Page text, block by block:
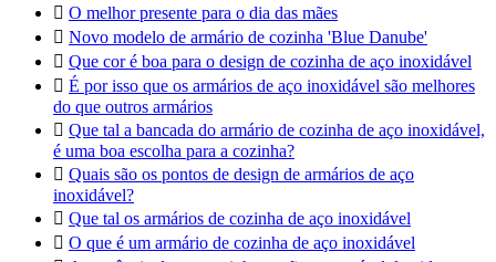
 O melhor presente para o dia das mães
 Novo modelo de armário de cozinha 'Blue Danube'
 Que cor é boa para o design de cozinha de aço inoxidável
 É por isso que os armários de aço inoxidável são melhores
do que outros armários
 Que tal a bancada do armário de cozinha de aço inoxidável,
é uma boa escolha para a cozinha?
 Quais são os pontos de design de armários de aço
inoxidável?
 Que tal os armários de cozinha de aço inoxidável
 O que é um armário de cozinha de aço inoxidável